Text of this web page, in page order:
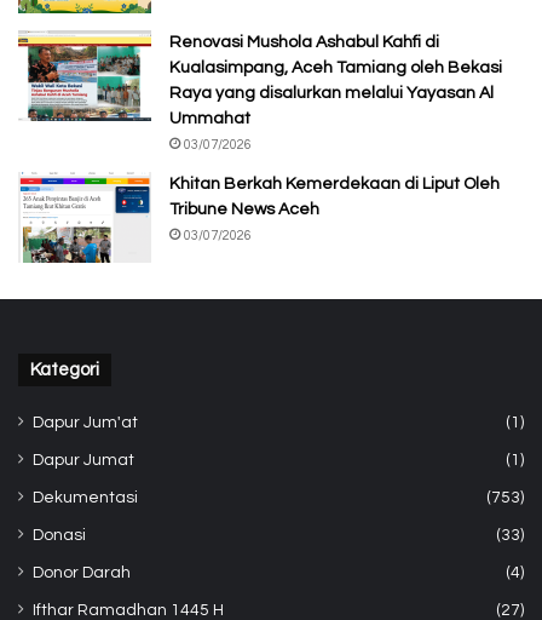
Renovasi Mushola Ashabul Kahfi di
Kualasimpang, Aceh Tamiang oleh Bekasi
Raya yang disalurkan melalui Yayasan Al
Ummahat
03/07/2026
Khitan Berkah Kemerdekaan di Liput Oleh
Tribune News Aceh
03/07/2026
Kategori
Dapur Jum'at (1)
Dapur Jumat (1)
Dekumentasi (753)
Donasi (33)
Donor Darah (4)
Ifthar Ramadhan 1445 H (27)